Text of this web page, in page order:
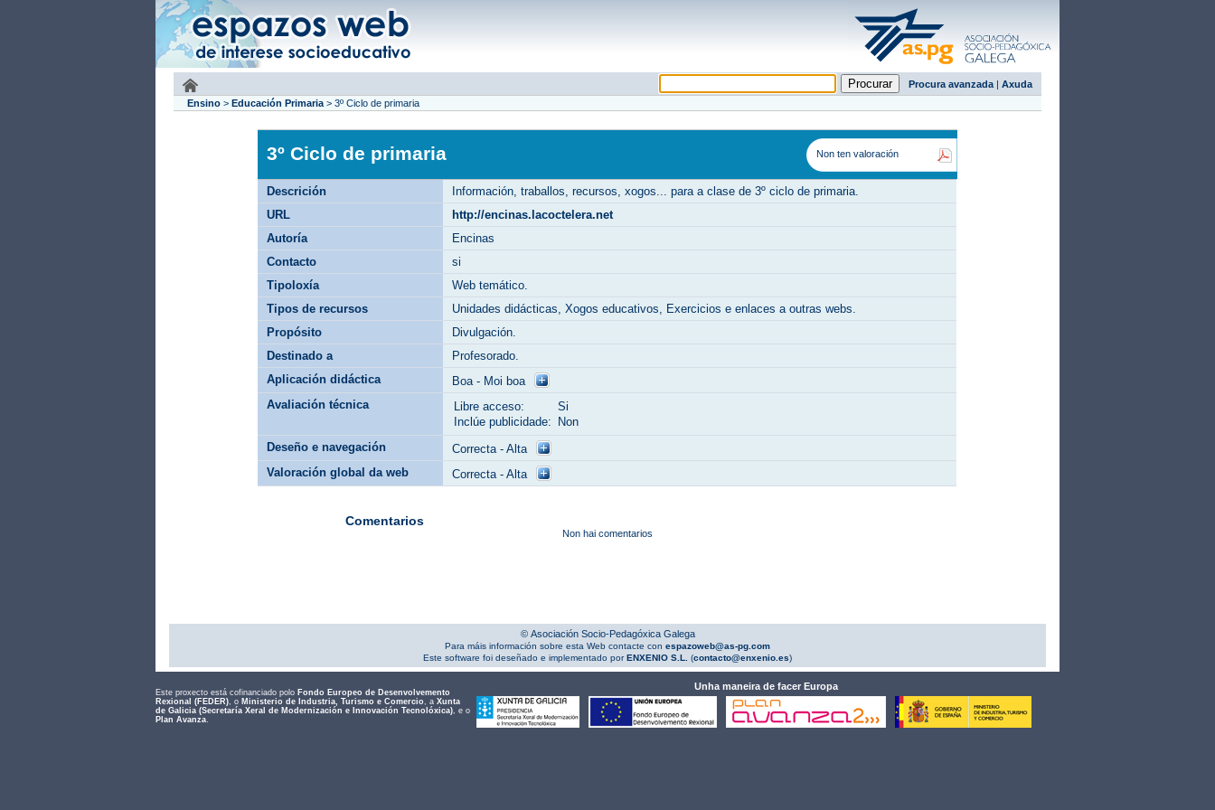
Procura avanzada | Axuda
Ensino > Educación Primaria > 3º Ciclo de primaria
3º Ciclo de primaria Non ten valoración
Descrición
Información, traballos, recursos, xogos... para a clase de 3º ciclo de primaria.
URL
http://encinas.lacoctelera.net
Autoría
Encinas
Contacto
si
Tipoloxía
Web temático.
Tipos de recursos
Unidades didácticas, Xogos educativos, Exercicios e enlaces a outras webs.
Propósito
Divulgación.
Destinado a
Profesorado.
Aplicación didáctica
Boa - Moi boa
Avaliación técnica
Libre acceso:
Si
Inclúe publicidade: Non
Deseño e navegación
Correcta - Alta
Valoración global da web
Correcta - Alta
Comentarios
Non hai comentarios
© Asociación Socio-Pedagóxica Galega
Para máis información sobre esta Web contacte con espazoweb@as-pg.com
Este software foi deseñado e implementado porENXENIO S.L. (contacto@enxenio.es)
Este proxecto está cofinanciado polo Fondo Europeo de Desenvolvemento
Rexional (FEDER), o Ministerio de Industria, Turismo e Comercio, a Xunta
de Galicia (Secretaría Xeral de Modernización e Innovación Tecnolóxica), e o
Plan Avanza.
Unha maneira de facer Europa